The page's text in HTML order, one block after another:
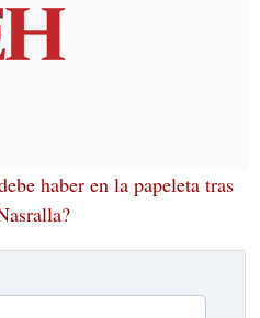
haber en la papeleta tras